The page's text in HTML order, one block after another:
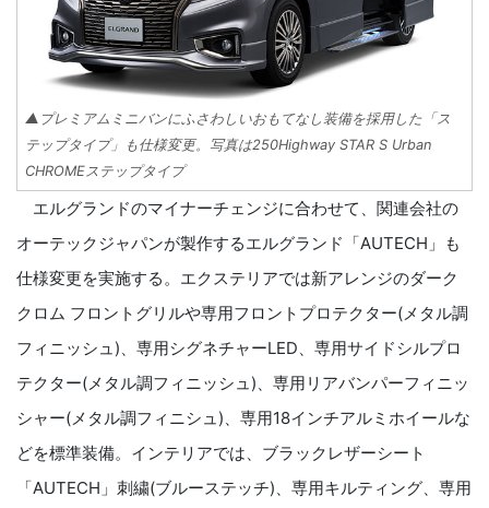
▲プレミアムミニバンにふさわしいおもてなし装備を採用した「ス
テップタイプ」も仕様変更。写真は250Highway STAR S Urban
CHROMEステップタイプ
エルグランドのマイナーチェンジに合わせて、関連会社の
オーテックジャパンが製作するエルグランド「AUTECH」も
仕様変更を実施する。エクステリアでは新アレンジのダーク
クロム フロントグリルや専用フロントプロテクター(メタル調
フィニッシュ)、専用シグネチャーLED、専用サイドシルプロ
テクター(メタル調フィニッシュ)、専用リアバンパーフィニッ
シャー(メタル調フィニシュ)、専用18インチアルミホイールな
どを標準装備。インテリアでは、ブラックレザーシート
「AUTECH」刺繍(ブルーステッチ)、専用キルティング、専用